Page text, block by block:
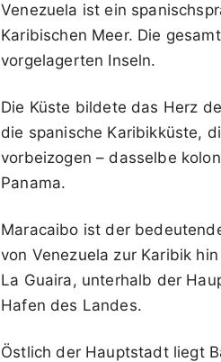
Venezuela ist ein
Karibischen Meer. Die
vorgelagerten Inseln.
Die Küste bildete das Herz
die spanische Karibikküste,
vorbeizogen – dasselbe
Panama.
Maracaibo ist der
von Venezuela zur Karibik
La Guaira, unterhalb der
Hafen des Landes.
Östlich der Hauptstadt liegt